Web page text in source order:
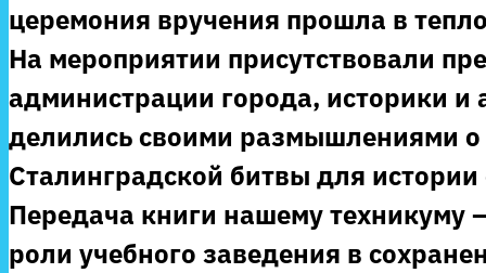
церемония вручения прошла в
На мероприятии присутствовали
администрации города, историки и
делились своими размышлениями о
Сталинградской битвы для
Передача книги нашему техникуму
роли учебного заведения в